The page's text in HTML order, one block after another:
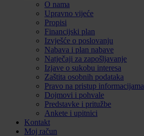
O nama
Upravno vijeće
Propisi
Financijski plan
Izvješće o poslovanju
Nabava i plan nabave
Natječaji za zapošljavanje
Izjave o sukobu interesa
Zaštita osobnih podataka
Pravo na pristup informacijama
Dojmovi i pohvale
Predstavke i pritužbe
Ankete i upitnici
Kontakt
Moj račun